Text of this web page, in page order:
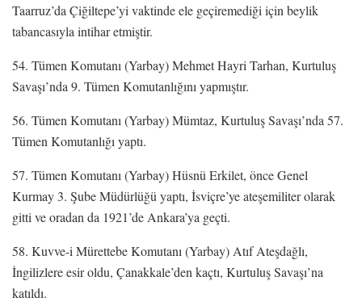
Taarruz’da Çiğiltepe’yi vaktinde ele geçiremediği için beylik
tabancasıyla intihar etmiştir.
54. Tümen Komutanı (Yarbay) Mehmet Hayri Tarhan, Kurtuluş
Savaşı’nda 9. Tümen Komutanlığını yapmıştır.
56. Tümen Komutanı (Yarbay) Mümtaz, Kurtuluş Savaşı’nda 57.
Tümen Komutanlığı yaptı.
57. Tümen Komutanı (Yarbay) Hüsnü Erkilet, önce Genel
Kurmay 3. Şube Müdürlüğü yaptı, İsviçre’ye ateşemiliter olarak
gitti ve oradan da 1921’de Ankara’ya geçti.
58. Kuvve-i Mürettebe Komutanı (Yarbay) Atıf Ateşdağlı,
İngilizlere esir oldu, Çanakkale’den kaçtı, Kurtuluş Savaşı’na
katıldı.